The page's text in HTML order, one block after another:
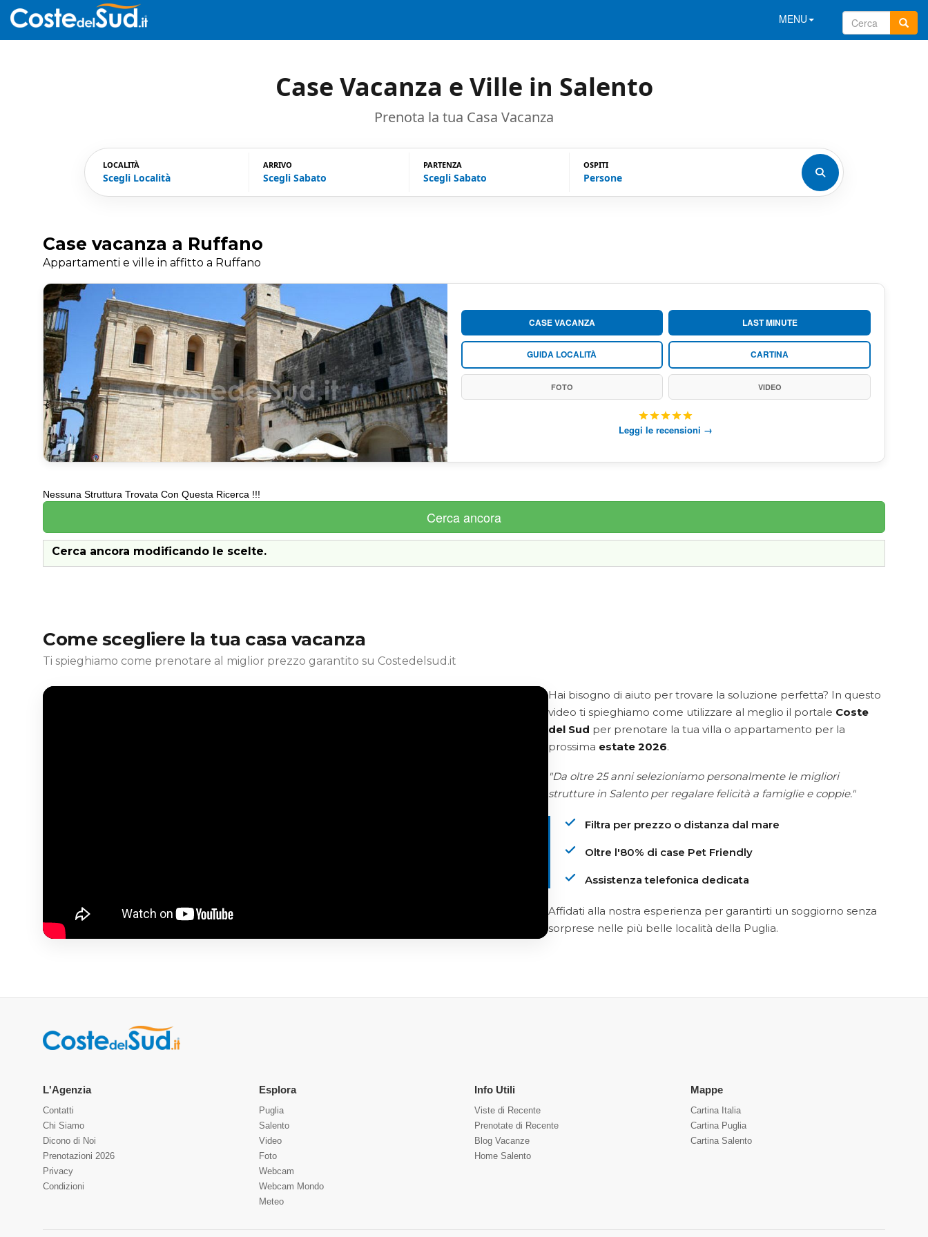
MENU
Case Vacanza e Ville in Salento
Prenota la tua Casa Vacanza
LOCALITÀ
Scegli Località
ARRIVO
Scegli Sabato
PARTENZA
Scegli Sabato
OSPITI
Persone
Case vacanza a Ruffano
Appartamenti e ville in affitto a Ruffano
CASE VACANZA LAST MINUTE
GUIDA LOCALITÀ CARTINA
FOTO VIDEO
Leggi le recensioni →
Nessuna Struttura Trovata Con Questa Ricerca !!!
Cerca ancora
Cerca ancora modificando le scelte.
Come scegliere la tua casa vacanza
Ti spieghiamo come prenotare al miglior prezzo garantito su Costedelsud.it
Hai bisogno di aiuto per trovare la soluzione perfetta? In questo
video ti spieghiamo come utilizzare al meglio il portale Coste
del Sud per prenotare la tua villa o appartamento per la
prossima estate 2026.
"Da oltre 25 anni selezioniamo personalmente le migliori
strutture in Salento per regalare felicità a famiglie e coppie."
Filtra per prezzo o distanza dal mare
Oltre l'80% di case Pet Friendly
Assistenza telefonica dedicata
Affidati alla nostra esperienza per garantirti un soggiorno senza
sorprese nelle più belle località della Puglia.
L'Agenzia
Contatti
Chi Siamo
Dicono di Noi
Prenotazioni 2026
Privacy
Condizioni
Esplora
Puglia
Salento
Video
Foto
Webcam
Webcam Mondo
Meteo
Info Utili
Viste di Recente
Prenotate di Recente
Blog Vacanze
Home Salento
Mappe
Cartina Italia
Cartina Puglia
Cartina Salento